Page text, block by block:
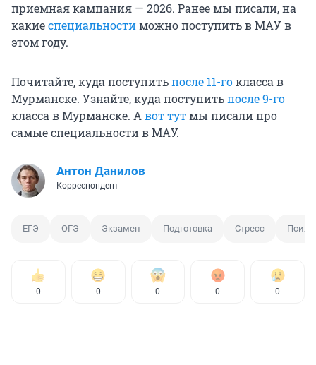
приемная кампания — 2026. Ранее мы писали, на
какиеспециальностиможно поступить в МАУ в
этом году.
Почитайте, куда поступитьпосле 11-гокласса в
Мурманске. Узнайте, куда поступитьпосле 9-го
класса в Мурманске. Авот тутмы писали про
самые специальности в МАУ.
Антон Данилов
Корреспондент
ЕГЭ ОГЭ Экзамен Подготовка Стресс
0 0 0 0 0